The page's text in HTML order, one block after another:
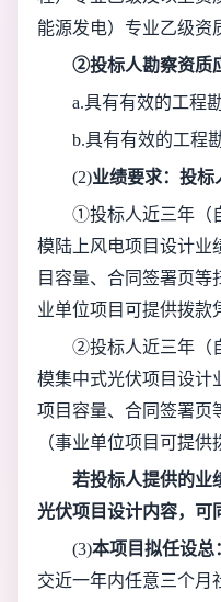
能源发电）专业乙级资
②投标人勘察资质
a.具有有效的工程
b.具有有效的工程
(2)业绩要求：投标
①投标人近三年（
模陆上风电项目设计业
目容量、合同签署页
业单位项目可提供拨款
②投标人近三年（
模集中式光伏项目设计
项目容量、合同签署页
（事业单位项目可提
若投标人提供的业
光伏项目设计内容，
(3)本项目拟任设总
交近一年内任意三个月